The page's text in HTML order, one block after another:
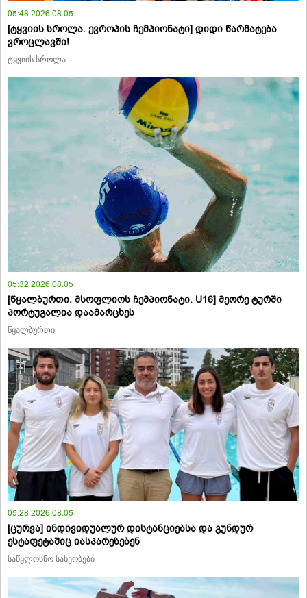
05:48 2026.08.05
[ტყვიის სროლა. ევროპის ჩემპიონატი] დიდი წარმატება
ვროცლავში!
ტყვიის სროლა
05:32 2026.08.05
[წყალბურთი. მსოფლიოს ჩემპიონატი. U16] მეორე ტურში
პორტუგალია დაამარცხეს
წყალბურთი
05:28 2026.08.05
[ცურვა] ინდივიდუალურ დისტანციებსა და გუნდურ
ესტაფეტაშიც იასპარეზებენ
საწყლოსნო სახეობები